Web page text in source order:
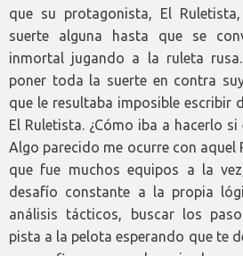
que su protagonista, El
suerte alguna hasta que se
inmortal jugando a la ruleta
poner toda la suerte en contra
que le resultaba imposible escribir
El Ruletista. ¿Cómo iba a hacerlo
Algo parecido me ocurre con aquel
que fue muchos equipos a la
desafío constante a la propia
análisis tácticos, buscar los
pista a la pelota esperando que te